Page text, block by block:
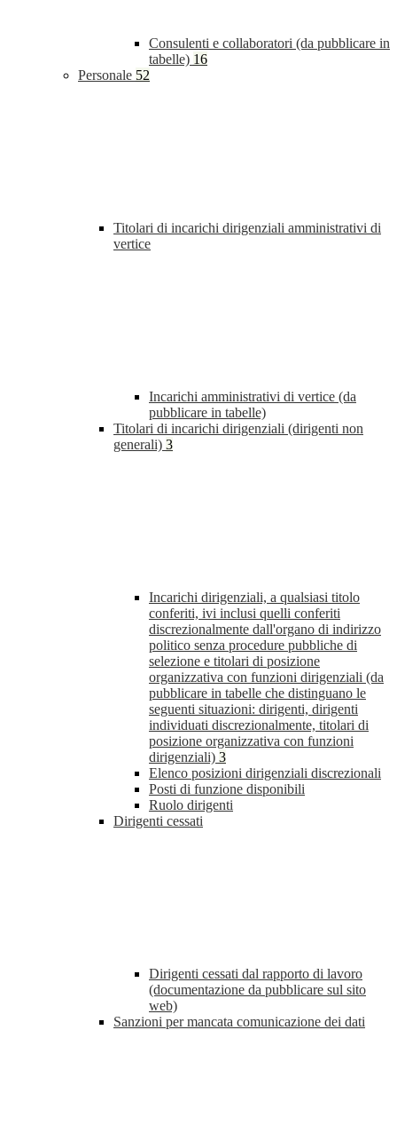
Consulenti e collaboratori (da pubblicare in
tabelle) 16
Personale 52
Titolari di incarichi dirigenziali amministrativi di
vertice
Incarichi amministrativi di vertice (da
pubblicare in tabelle)
Titolari di incarichi dirigenziali (dirigenti non
generali) 3
Incarichi dirigenziali, a qualsiasi titolo
conferiti, ivi inclusi quelli conferiti
discrezionalmente dall'organo di indirizzo
politico senza procedure pubbliche di
selezione e titolari di posizione
organizzativa con funzioni dirigenziali (da
pubblicare in tabelle che distinguano le
seguenti situazioni: dirigenti, dirigenti
individuati discrezionalmente, titolari di
posizione organizzativa con funzioni
dirigenziali) 3
Elenco posizioni dirigenziali discrezionali
Posti di funzione disponibili
Ruolo dirigenti
Dirigenti cessati
Dirigenti cessati dal rapporto di lavoro
(documentazione da pubblicare sul sito
web)
Sanzioni per mancata comunicazione dei dati